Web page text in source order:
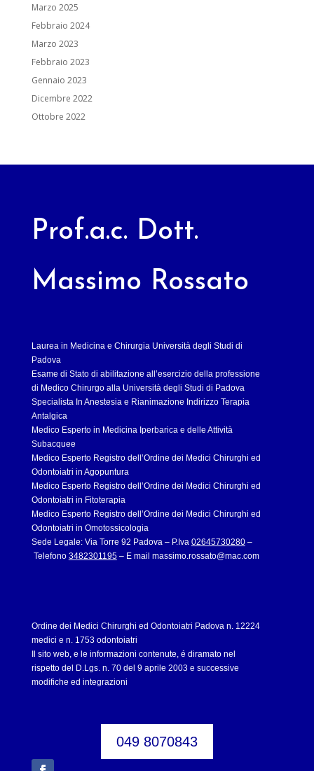
Marzo 2025
Febbraio 2024
Marzo 2023
Febbraio 2023
Gennaio 2023
Dicembre 2022
Ottobre 2022
Prof.a.c. Dott.
Massimo Rossato
Laurea in Medicina e Chirurgia Università degli Studi di
Padova
Esame di Stato di abilitazione all’esercizio della professione
di Medico Chirurgo alla Università degli Studi di Padova
Specialista In Anestesia e Rianimazione Indirizzo Terapia
Antalgica
Medico Esperto in Medicina Iperbarica e delle Attività
Subacquee
Medico Esperto Registro dell’Ordine dei Medici Chirurghi ed
Odontoiatri in Agopuntura
Medico Esperto Registro dell’Ordine dei Medici Chirurghi ed
Odontoiatri in Fitoterapia
Medico Esperto Registro dell’Ordine dei Medici Chirurghi ed
Odontoiatri in Omotossicologia
Sede Legale: Via Torre 92 Padova – P.Iva 02645730280–
Telefono 3482301195– E mail massimo.rossato@mac.com
Ordine dei Medici Chirurghi ed Odontoiatri Padova n. 12224
medici e n. 1753 odontoiatri
Il sito web, e le informazioni contenute, é diramato nel
rispetto del D.Lgs. n. 70 del 9 aprile 2003 e successive
modifiche ed integrazioni
049 8070843